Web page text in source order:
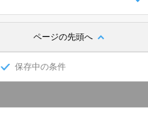
ページの先頭へ
保存中の条件